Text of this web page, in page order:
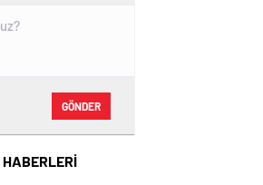
GÖNDER
HABERLERİ